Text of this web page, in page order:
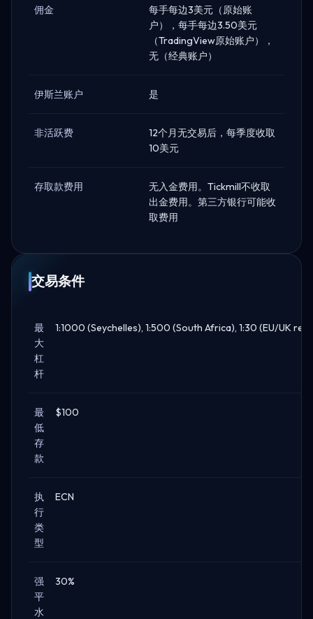
佣金
每手每边3美元（原始账
户），每手每边3.50美元
（TradingView原始账户），
无（经典账户）
伊斯兰账户 是
非活跃费
12个月无交易后，每季度收取
10美元
存取款费用
无入金费用。Tickmill不收取
出金费用。第三方银行可能收
取费用
交易条件
最
大
杠
杆
1:1000 (Seychelles), 1:500 (South Africa), 1:30 (EU/UK
最
低
存
款
$100
执
行
类
型
ECN
强
平
水
30%